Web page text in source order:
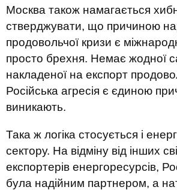
Москва також намагається
стверджувати, що причиною
продовольчої кризи є
просто брехня. Немає жодної
накладеної на експорт
Російська агресія є єдиною
виникають.
Така ж логіка стосується і
сектору. На відміну від інших
експортерів енергоресурсів,
була надійним партнером, а